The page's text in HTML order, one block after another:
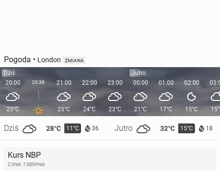
Pogoda • London ZMIANA
Dziś
20:00
25°C
Dziś 28°C 11°C 36 Jutro 32°C 15°C 18
20:38 21:00
25°C
22:00
24°C
23:00
23°C
Jutro
00:00
21°C
01:00
17°C
02:00
15°C
Kurs NBP
Z DNIA: 7 SIERPNIA